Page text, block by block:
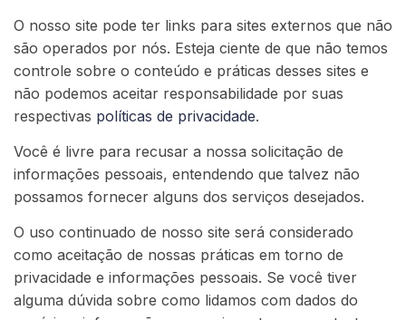
O nosso site pode ter links para sites externos que não
são operados por nós. Esteja ciente de que não temos
controle sobre o conteúdo e práticas desses sites e
não podemos aceitar responsabilidade por suas
respectivas políticas de privacidade.
Você é livre para recusar a nossa solicitação de
informações pessoais, entendendo que talvez não
possamos fornecer alguns dos serviços desejados.
O uso continuado de nosso site será considerado
como aceitação de nossas práticas em torno de
privacidade e informações pessoais. Se você tiver
alguma dúvida sobre como lidamos com dados do